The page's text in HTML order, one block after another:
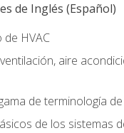
de Inglés (Español)
HVAC
aire
de terminología de
de los sistemas